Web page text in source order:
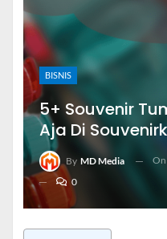
BISNIS
5+ Souvenir
Aja Di
By MD Media On
0